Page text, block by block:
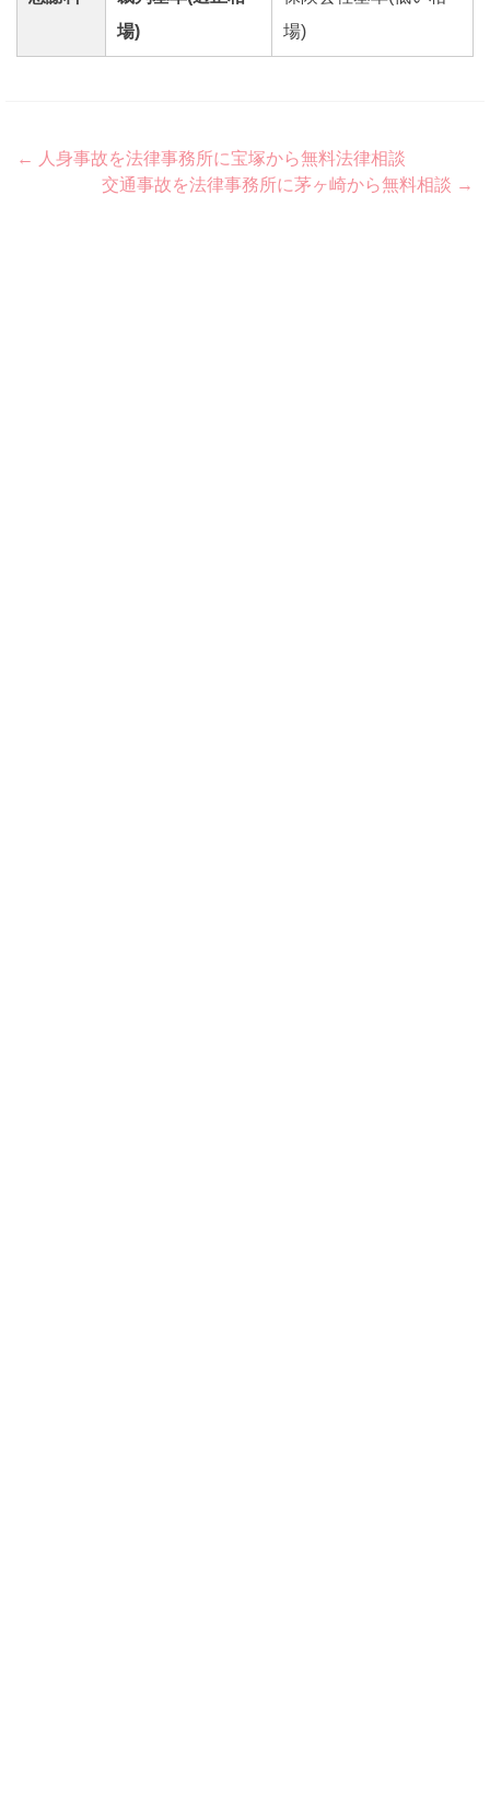
場)
場)
Post
navigation
←
人身事故を法律事務所に宝塚から無料法律相談
交通事故を法律事務所に茅ヶ崎から無料相談 →